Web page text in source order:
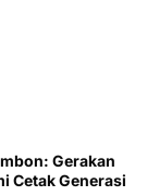
Gerakan
Cetak Generasi